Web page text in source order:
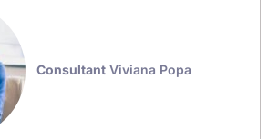
Consultant Viviana Popa